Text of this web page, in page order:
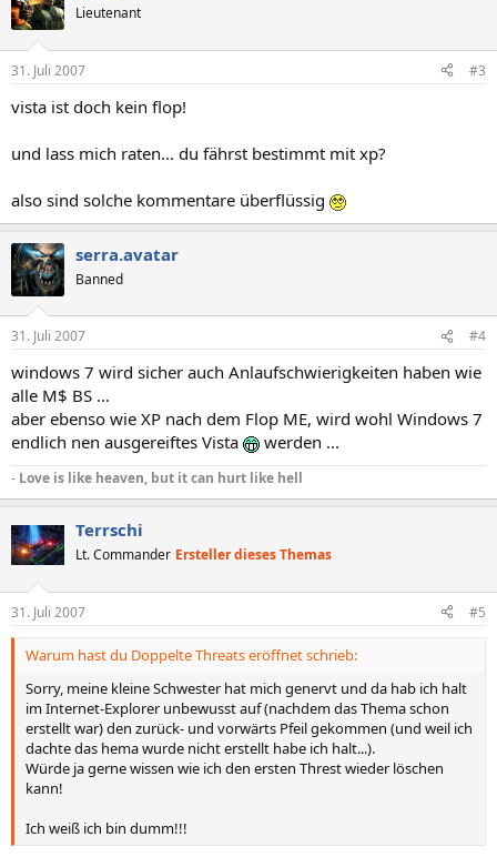
Lieutenant
31. Juli 2007 #3
vista ist doch kein flop!
und lass mich raten... du fährst bestimmt mit xp?
also sind solche kommentare überflüssig
serra.avatar
Banned
31. Juli 2007 #4
windows 7 wird sicher auch Anlaufschwierigkeiten haben wie
alle M$ BS ...
aber ebenso wie XP nach dem Flop ME, wird wohl Windows 7
endlich nen ausgereiftes Vista
werden ...
- Love is like heaven, but it can hurt like hell
Terrschi
Lt. Commander Ersteller dieses Themas
31. Juli 2007 #5
Warum hast du Doppelte Threats eröffnet schrieb:
Sorry, meine kleine Schwester hat mich genervt und da hab ich halt
im Internet-Explorer unbewusst auf (nachdem das Thema schon
erstellt war) den zurück- und vorwärts Pfeil gekommen (und weil ich
dachte das hema wurde nicht erstellt habe ich halt...).
Würde ja gerne wissen wie ich den ersten Threst wieder löschen
kann!
Ich weiß ich bin dumm!!!